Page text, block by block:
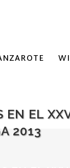
EL
2013